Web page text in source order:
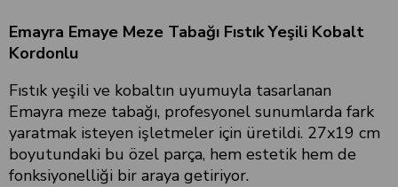
Emayra Emaye Meze Tabağı Fıstık Yeşili Kobalt
Kordonlu
Fıstık yeşili ve kobaltın uyumuyla tasarlanan
Emayra meze tabağı, profesyonel sunumlarda fark
yaratmak isteyen işletmeler için üretildi. 27x19 cm
boyutundaki bu özel parça, hem estetik hem de
fonksiyonelliği bir araya getiriyor.